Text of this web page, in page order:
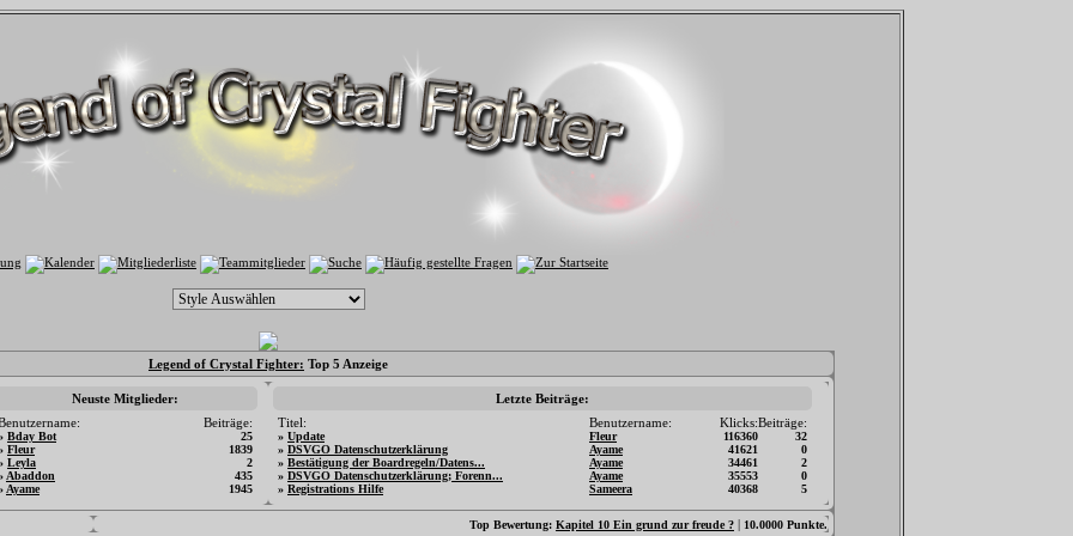
Legend of Crystal Fighter: Top 5 Anzeige
Neuste Mitglieder:
Beiträge:
Bday Bot
Fleur
Leyla
Abaddon
Ayame
25
1839
2
435
1945
Letzte Beiträge:
Titel:
Benutzername: Klicks:Beiträge:
» Update
» DSVGO Datenschutzerklärung
» Bestätigung der Boardregeln/Datens...
» DSVGO Datenschutzerklärung; Forenn...
» Registrations Hilfe
Fleur
Ayame
Ayame
Ayame
Sameera
116360
41621
34461
35553
40368
32
0
2
0
5
Top Bewertung: Kapitel 10 Ein grund zur freude ? | 10.0000 Punkte.